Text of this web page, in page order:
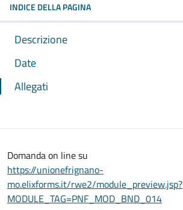
INDICE DELLA PAGINA
Descrizione
Date
Allegati
Domanda on line su
https://unionefrignano-
mo.elixforms.it/rwe2/module_preview.jsp?
MODULE_TAG=PNF_MOD_BND_014